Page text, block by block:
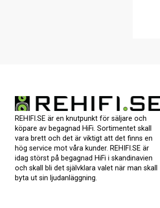
REHIFI.SE är en knutpunkt för säljare och
köpare av begagnad HiFi. Sortimentet skall
vara brett och det är viktigt att det finns en
hög service mot våra kunder. REHIFI.SE är
idag störst på begagnad HiFi i skandinavien
och skall bli det självklara valet när man skall
byta ut sin ljudanläggning.